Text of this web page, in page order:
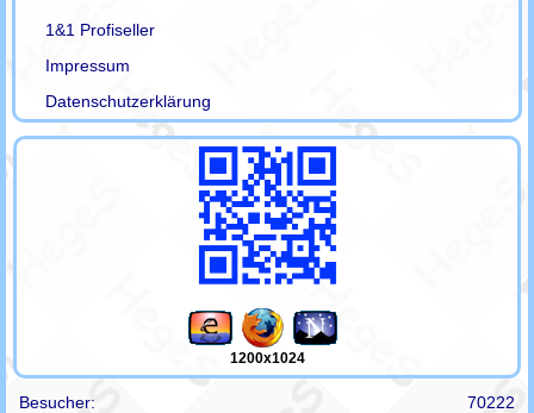
1&1 Profiseller
Impressum
Datenschutzerklärung
1200x1024
Besucher: 70222